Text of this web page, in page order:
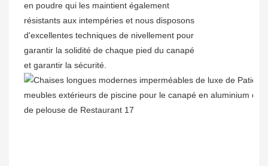
en poudre qui les maintient également
résistants aux intempéries et nous disposons
d'excellentes techniques de nivellement pour
garantir la solidité de chaque pied du canapé
et garantir la sécurité.